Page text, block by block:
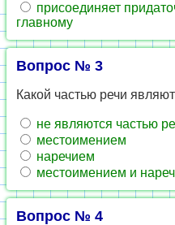
присоединяет
главному
Вопрос № 3
Какой частью речи
не являются частью
местоимением
наречием
местоимением и
Вопрос № 4